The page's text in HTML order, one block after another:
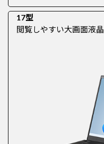
17型
閲覧しやすい大画面液晶